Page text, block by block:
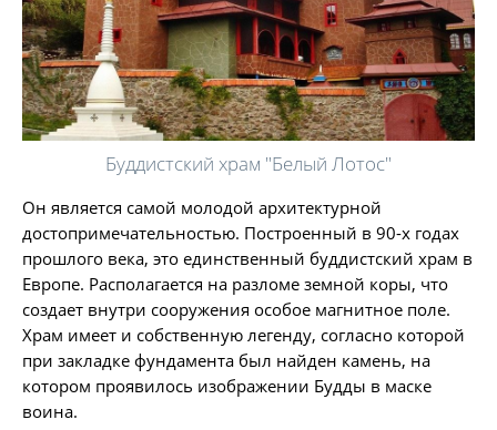
Буддистский храм "Белый Лотос"
Он является самой молодой архитектурной
достопримечательностью. Построенный в 90-х годах
прошлого века, это единственный буддистский храм в
Европе. Располагается на разломе земной коры, что
создает внутри сооружения особое магнитное поле.
Храм имеет и собственную легенду, согласно которой
при закладке фундамента был найден камень, на
котором проявилось изображении Будды в маске
воина.